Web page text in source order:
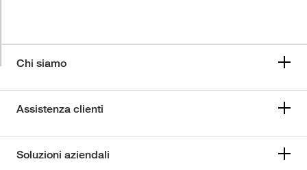
Chi siamo
Assistenza clienti
Soluzioni aziendali